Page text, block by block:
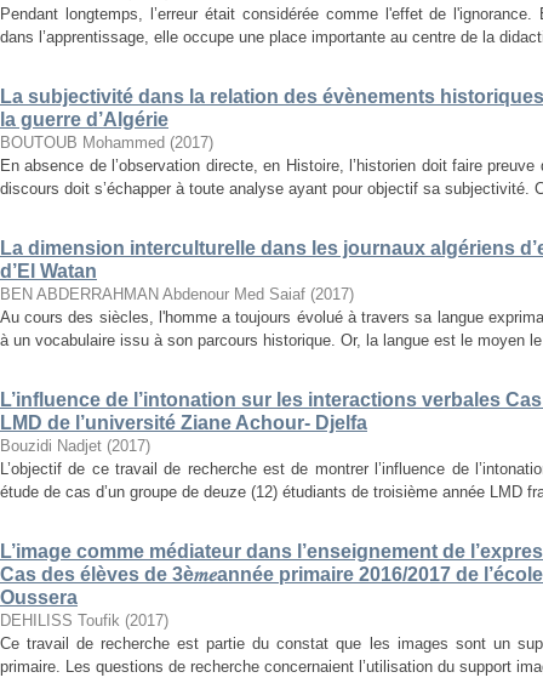
Pendant longtemps, l’erreur était considérée comme l'effet de l'ignorance.
dans l’apprentissage, elle occupe une place importante au centre de la
La subjectivité dans la relation des évènements
la guerre d’Algérie
BOUTOUB Mohammed (2017)
En absence de l’observation directe, en Histoire, l’historien doit faire
discours doit s’échapper à toute analyse ayant pour objectif sa subjectivité.
La dimension interculturelle dans les journaux algériens
d’El Watan
BEN ABDERRAHMAN Abdenour Med Saiaf (2017)
Au cours des siècles, l'homme a toujours évolué à travers sa langue
à un vocabulaire issu à son parcours historique. Or, la langue est le moyen
L’influence de l’intonation sur les interactions verbales
LMD de l’université Ziane Achour- Djelfa
Bouzidi Nadjet (2017)
L’objectif de ce travail de recherche est de montrer l’influence de
étude de cas d’un groupe de deuze (12) étudiants de troisième année LMD
L’image comme médiateur dans l’enseignement de
Cas des élèves de 3è𝑚𝑒année primaire 2016/2017 de
Oussera
DEHILISS Toufik (2017)
Ce travail de recherche est partie du constat que les images sont un
primaire. Les questions de recherche concernaient l’utilisation du support